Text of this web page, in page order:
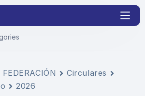
FEDERACIÓN
Circulares
2026